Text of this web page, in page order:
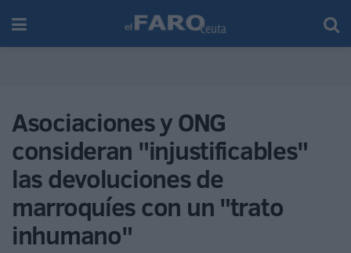
Asociaciones y ONG
consideran "injustificables"
las devoluciones de
marroquíes con un "trato
inhumano"